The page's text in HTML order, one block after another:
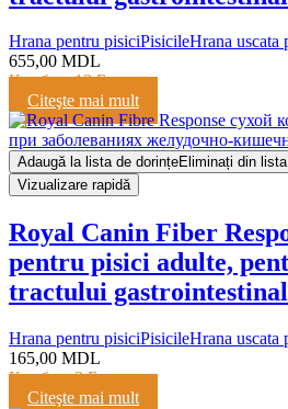
Hrana pentru pisiciPisicileHrana uscata
655,00 MDL
Кешбэк:13 Баллов
Citeşte mai mult
Adaugă la lista de dorințeEliminați din
Vizualizare rapidă
Royal Canin Fiber
pentru pisici adulte,
tractului
Hrana pentru pisiciPisicileHrana uscata
165,00 MDL
Кешбэк:3 Балла
Citeşte mai mult